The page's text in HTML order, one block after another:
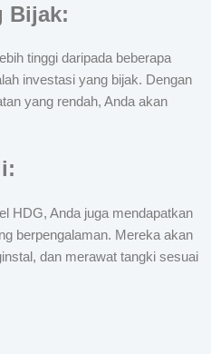
Bijak:
tinggi daripada beberapa
investasi yang bijak. Dengan
yang rendah, Anda akan
HDG, Anda juga mendapatkan
berpengalaman. Mereka akan
dan merawat tangki sesuai